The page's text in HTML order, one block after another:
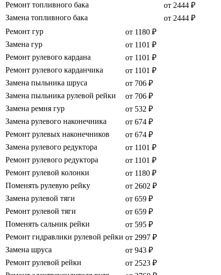
Ремонт топливного бака
от 2444 ₽
Замена топливного бака
от 2444 ₽
Ремонт гур
от 1180 ₽
Замена гур
от 1101 ₽
Ремонт рулевого кардана
от 1101 ₽
Ремонт рулевого карданчика
от 1101 ₽
Замена пыльника шруса
от 706 ₽
Замена пыльника рулевой рейки
от 706 ₽
Замена ремня гур
от 532 ₽
Замена рулевого наконечника
от 674 ₽
Ремонт рулевых наконечников
от 674 ₽
Замена рулевого редуктора
от 1101 ₽
Ремонт рулевого редуктора
от 1101 ₽
Ремонт рулевой колонки
от 1180 ₽
Поменять рулевую рейку
от 2602 ₽
Замена рулевой тяги
от 659 ₽
Ремонт рулевой тяги
от 659 ₽
Поменять сальник рейки
от 595 ₽
Ремонт гидравлики рулевой рейки от 2997 ₽
Замена шруса
от 943 ₽
Ремонт рулевой рейки
от 2523 ₽